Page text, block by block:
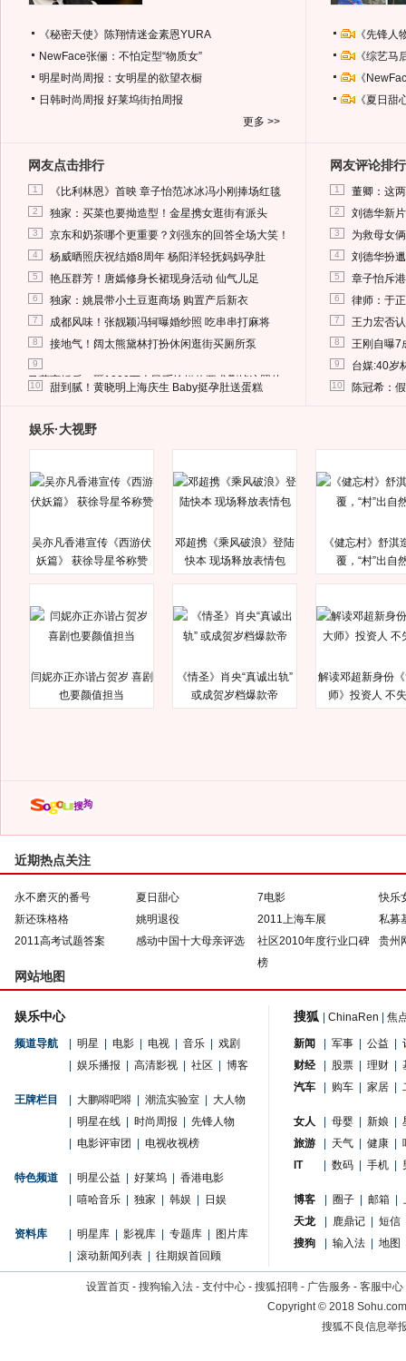
《秘密天使》陈翔情迷金素恩YURA
NewFace张俪：不怕定型“物质女”
明星时尚周报：女明星的欲望衣橱
日韩时尚周报 好莱坞街拍周报
更多 >>
《先锋
《综艺
《
《夏日
网友点击排行
1 《比利林恩》首映 章子怡范冰冰冯小刚捧场红毯
2 独家：买菜也要拗造型！金星携女逛街有派头
3 京东和奶茶哪个更重要？刘强东的回答全场大笑！
4 杨威晒照庆祝结婚8周年 杨阳洋轻抚妈妈孕肚
5 艳压群芳！唐嫣修身长裙现身活动 仙气儿足
6 独家：姚晨带小土豆逛商场 购置产后新衣
7 成都风味！张靓颖冯轲曝婚纱照 吃串串打麻将
8 接地气！阔太熊黛林打扮休闲逛街买厕所泵
9
马蓉离婚后，砸1000万人民币给媒体要求删掉这照片
10 甜到腻！黄晓明上海庆生 Baby挺孕肚送蛋糕
网友评论排行
1 董卿：这
2 刘德华新
3 为救母女
4 刘德华扮
5 章子怡斥
6 律师：于
7 王力宏否
8 王刚自曝7
9 台媒:40岁
10 陈冠希：
娱乐·大视野
吴亦凡香港宣传《西游伏
妖篇》 获徐导星爷称赞
邓超携《乘风破浪》登陆
快本 现场释放表情包
《健忘村》舒淇
覆，“村”出自
闫妮亦正亦谐占贺岁 喜剧
也要颜值担当
《情圣》肖央“真诚出轨”
或成贺岁档爆款帝
解读邓超新身份
师》投资人 不
近期热点关注
永不磨灭的番号 夏日甜心 7电影
快乐
新还珠格格
姚明退役 2011上海车展
私募
2011高考试题答案
感动中国十大母亲评选
社区2010年度行业口碑
榜
贵州
网站地图
娱乐中心
频道导航 明星 电影 电视 音乐
戏剧
娱乐播报 高清影视 社区 博客
王牌栏目 大鹏嘚吧嘚 潮流实验室
大人物
明星在线 时尚周报
先锋人物
电影评审团 电视收视榜
特色频道 明星公益 好莱坞
香港电影
嘻哈音乐 独家 韩娱 日娱
资料库 明星库 影视库 专题库
图片库
滚动新闻列表 往期娱首回顾
搜狐 ChinaRen 焦
新闻 军事 公益
财经
股票 理财
汽车
购车 家居
女人 母婴 新娘
旅游
天气 健康
IT
数码 手机
博客 圈子 邮箱
天龙
鹿鼎记
短信
搜狗
输入法 地图
设置首页 - 搜狗输入法 - 支付中心 - 搜狐招聘 - 广告服务 - 客服中心
Copyright©2018
搜狐不良信息举